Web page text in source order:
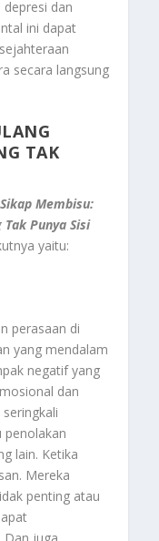
dan
ini dapat
secara langsung
TAK
Sikap Membisu:
Punya Sisi
yaitu:
perasaan di
yang mendalam
negatif yang
dan
penolakan
lain. Ketika
Mereka
penting atau